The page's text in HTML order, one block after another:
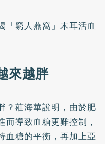
「窮人燕窩」木耳活血
來越胖
？莊海華說明，由於肥
導致血糖更難控制，
血糖的平衡，再加上亞